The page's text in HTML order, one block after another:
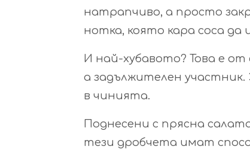
натрапчиво, а просто
нотка, която кара соса да
И най-хубавото? Това е
а задължителен
в чинията.
Поднесени с прясна
тези дробчета имат